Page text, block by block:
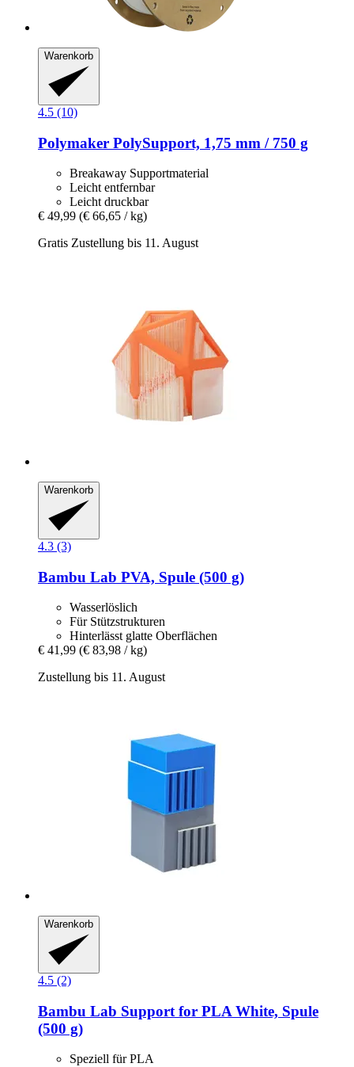
Warenkorb
4.5 (10)
Polymaker PolySupport, 1,75 mm / 750 g
Breakaway Supportmaterial
Leicht entfernbar
Leicht druckbar
€ 49,99 (€ 66,65 / kg)
Gratis Zustellung bis 11. August
Warenkorb
4.3 (3)
Bambu Lab PVA, Spule (500 g)
Wasserlöslich
Für Stützstrukturen
Hinterlässt glatte Oberflächen
€ 41,99 (€ 83,98 / kg)
Zustellung bis 11. August
Warenkorb
4.5 (2)
Bambu Lab Support for PLA White, Spule
(500 g)
Speziell für PLA